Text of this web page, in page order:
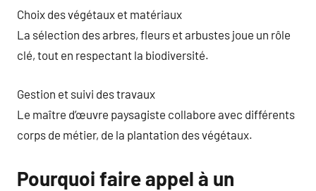
Choix des végétaux et matériaux
La sélection des arbres, fleurs et arbustes joue un rôle
clé, tout en respectant la biodiversité.
Gestion et suivi des travaux
Le maître d’œuvre paysagiste collabore avec différents
corps de métier, de la plantation des végétaux.
Pourquoi faire appel à un